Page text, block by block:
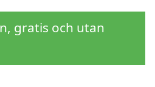
gratis och utan